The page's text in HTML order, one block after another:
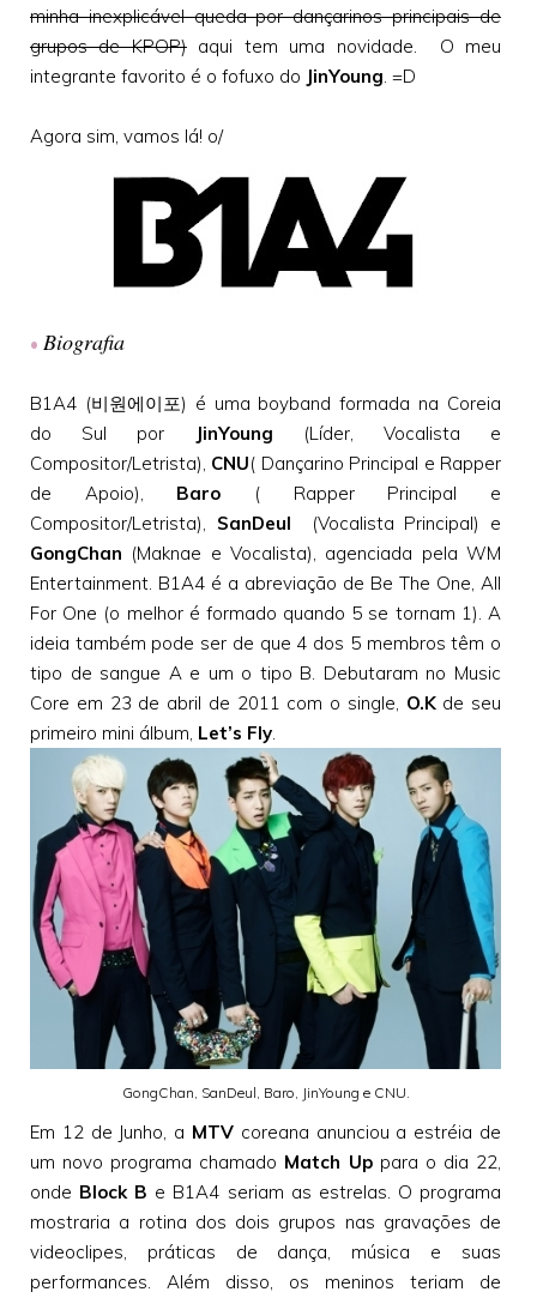
minha inexplicável queda por dançarinos principais de
grupos de KPOP)aqui tem uma novidade. O meu
integrante favorito é o fofuxo do JinYoung. =D
Agora sim, vamos lá! o/
• Biografia
B1A4 (비원에이포) é uma boyband formada na Coreia
do Sul por
JinYoung (Líder, Vocalista e
Compositor/Letrista), CNU( Dançarino Principal e Rapper
de Apoio), Baro ( Rapper Principal e
Compositor/Letrista), SanDeul
(Vocalista Principal) e
GongChan (Maknae e Vocalista), agenciada pela WM
Entertainment. B1A4 é a abreviação de Be The One, All
For One (o melhor é formado quando 5 se tornam 1). A
ideia também pode ser de que 4 dos 5 membros têm o
tipo de sangue A e um o tipo B. Debutaram no Music
Core em 23 de abril de 2011 com o single, O.Kde seu
primeiro mini álbum, Let’s Fly.
GongChan, SanDeul, Baro, JinYoung e CNU.
Em 12 de Junho, a MTV coreana anunciou a estréia de
um novo programa chamado Match Uppara o dia 22,
onde Block B e B1A4 seriam as estrelas. O programa
mostraria a rotina dos dois grupos nas gravações de
videoclipes, práticas de dança, música e suas
performances. Além disso, os meninos teriam de